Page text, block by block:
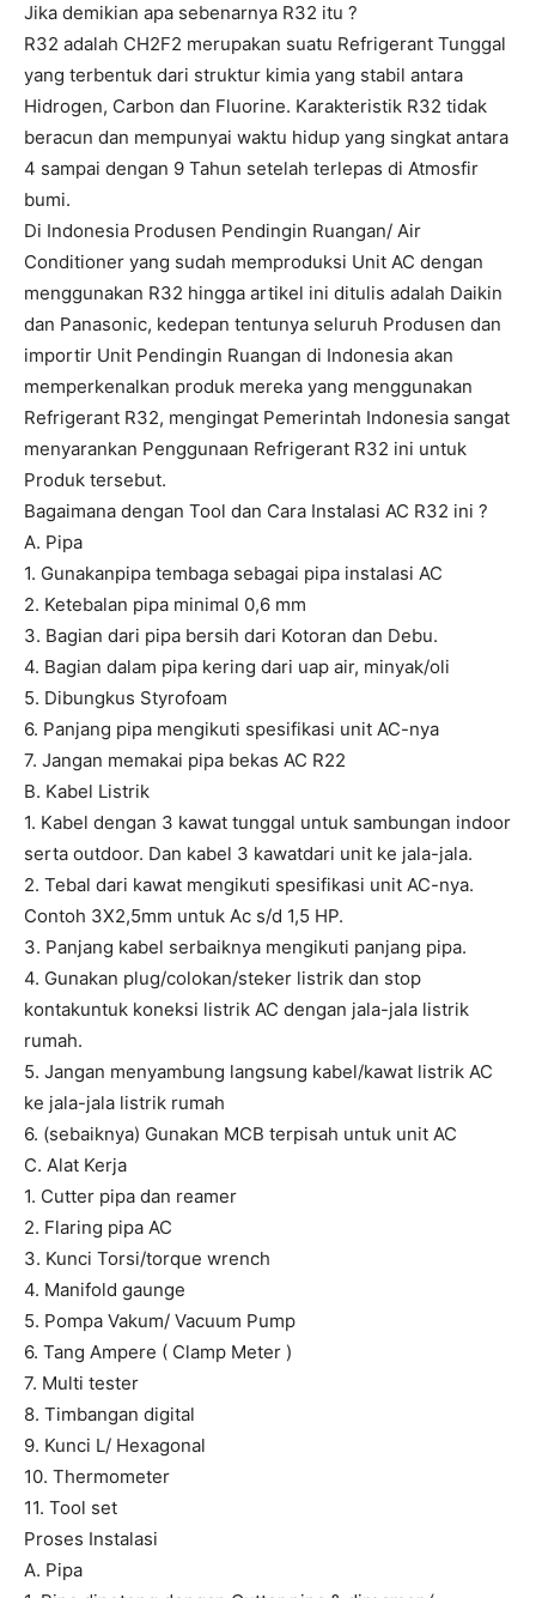
Jika demikian apa sebenarnya R32 itu ?
R32 adalah CH2F2 merupakan suatu Refrigerant Tunggal
yang terbentuk dari struktur kimia yang stabil antara
Hidrogen, Carbon dan Fluorine. Karakteristik R32 tidak
beracun dan mempunyai waktu hidup yang singkat antara
4 sampai dengan 9 Tahun setelah terlepas di Atmosfir
bumi.
Di Indonesia Produsen Pendingin Ruangan/ Air
Conditioner yang sudah memproduksi Unit AC dengan
menggunakan R32 hingga artikel ini ditulis adalah Daikin
dan Panasonic, kedepan tentunya seluruh Produsen dan
importir Unit Pendingin Ruangan di Indonesia akan
memperkenalkan produk mereka yang menggunakan
Refrigerant R32, mengingat Pemerintah Indonesia sangat
menyarankan Penggunaan Refrigerant R32 ini untuk
Produk tersebut.
Bagaimana dengan Tool dan Cara Instalasi AC R32 ini ?
A. Pipa
1. Gunakanpipa tembaga sebagai pipa instalasi AC
2. Ketebalan pipa minimal 0,6 mm
3. Bagian dari pipa bersih dari Kotoran dan Debu.
4. Bagian dalam pipa kering dari uap air, minyak/oli
5. Dibungkus Styrofoam
6. Panjang pipa mengikuti spesifikasi unit AC-nya
7. Jangan memakai pipa bekas AC R22
B. Kabel Listrik
1. Kabel dengan 3 kawat tunggal untuk sambungan indoor
serta outdoor. Dan kabel 3 kawatdari unit ke jala-jala.
2. Tebal dari kawat mengikuti spesifikasi unit AC-nya.
Contoh 3X2,5mm untuk Ac s/d 1,5 HP.
3. Panjang kabel serbaiknya mengikuti panjang pipa.
4. Gunakan plug/colokan/steker listrik dan stop
kontakuntuk koneksi listrik AC dengan jala-jala listrik
rumah.
5. Jangan menyambung langsung kabel/kawat listrik AC
ke jala-jala listrik rumah
6. (sebaiknya) Gunakan MCB terpisah untuk unit AC
C. Alat Kerja
1. Cutter pipa dan reamer
2. Flaring pipa AC
3. Kunci Torsi/torque wrench
4. Manifold gaunge
5. Pompa Vakum/ Vacuum Pump
6. Tang Ampere ( Clamp Meter )
7. Multi tester
8. Timbangan digital
9. Kunci L/ Hexagonal
10. Thermometer
11. Tool set
Proses Instalasi
A. Pipa